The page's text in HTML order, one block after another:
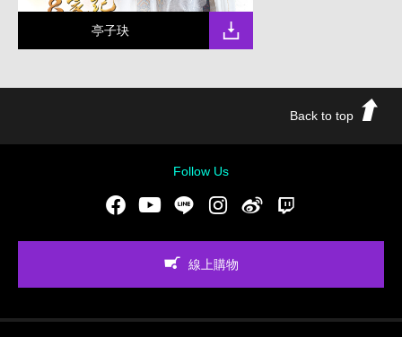
亭子玦
Back to top
Follow Us
FacebookYoutubeLINE Instgram新浪微博
線上購物